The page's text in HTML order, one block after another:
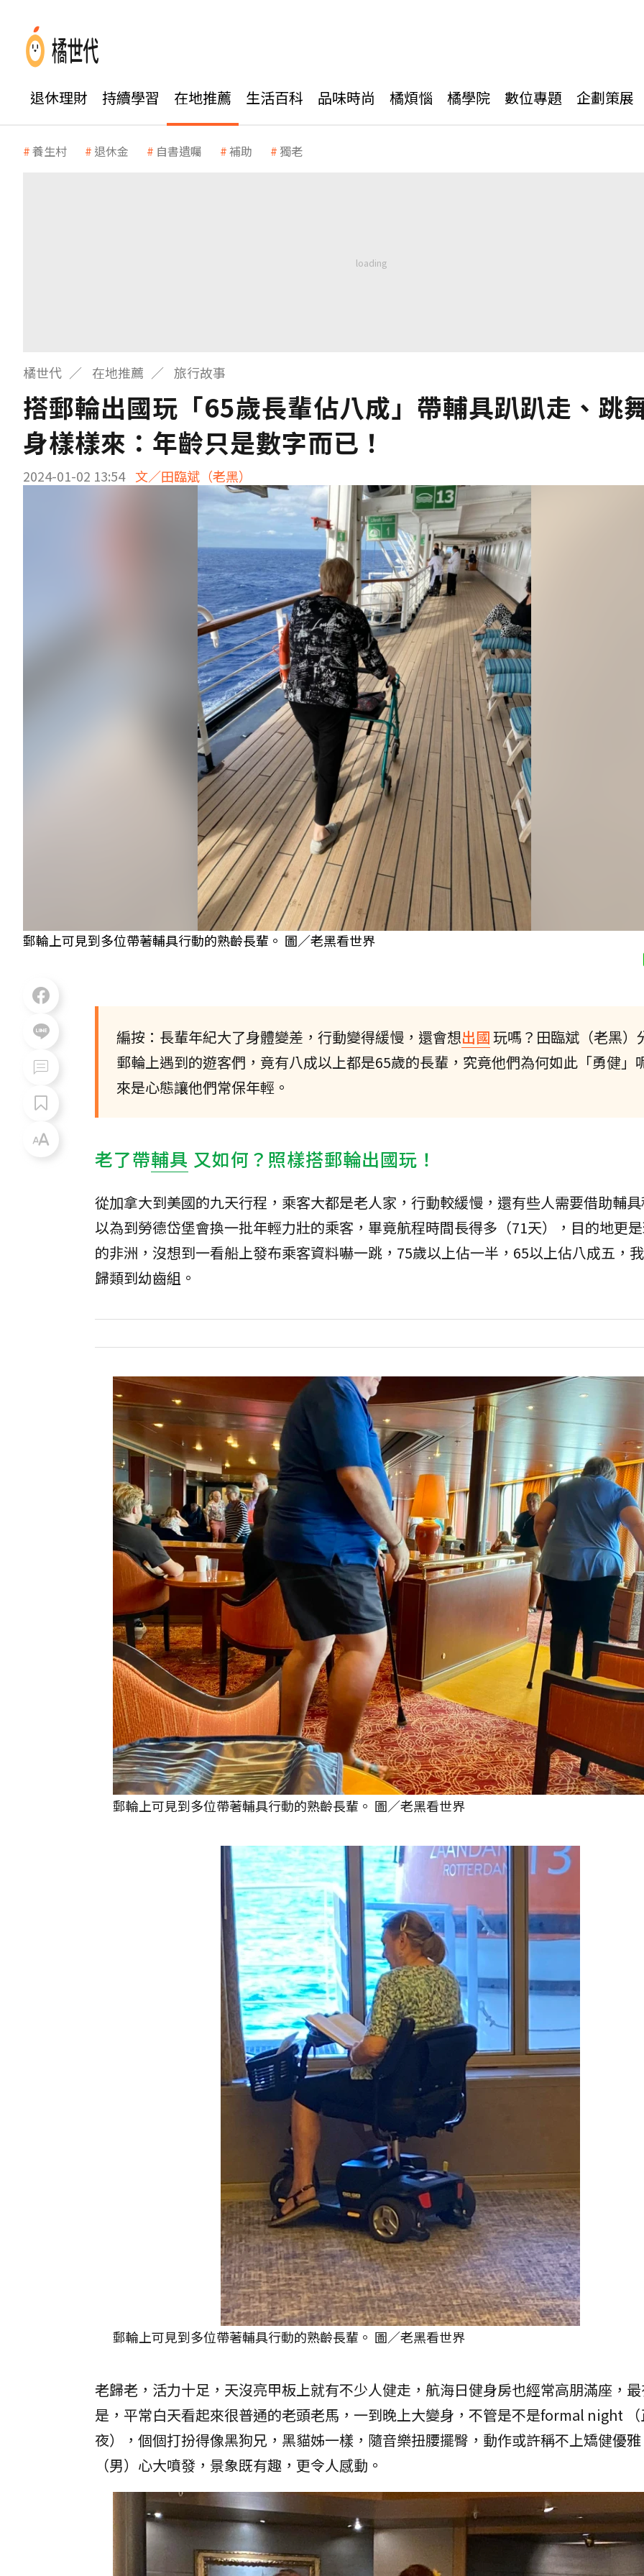
退休理財 持續學習 在地推薦 生活百科 品味時尚 橘煩惱 橘學院 數位專題 企劃策展
養生村 退休金 自書遺囑 補助 獨老
橘世代 在地推薦 旅行故事
搭郵輪出國玩「65歲長輩佔八成」帶輔具趴趴走、跳
身樣樣來：年齡只是數字而已！
2024-01-02 13:54 文／田臨斌（老黑）
郵輪上可見到多位帶著輔具行動的熟齡長輩。 圖／老黑看世界
編按：長輩年紀大了身體變差，行動變得緩慢，還會想出國玩嗎？田臨斌（老黑）
郵輪上遇到的遊客們，竟有八成以上都是65歲的長輩，究竟他們為何如此「勇健」
來是心態讓他們常保年輕。
老了帶輔具 又如何？照樣搭郵輪出國玩！
從加拿大到美國的九天行程，乘客大都是老人家，行動較緩慢，還有些人需要借助輔
以為到勞德岱堡會換一批年輕力壯的乘客，畢竟航程時間長得多（71天），目的地更
的非洲，沒想到一看船上發布乘客資料嚇一跳，75歲以上佔一半，65以上佔八成五，
歸類到幼齒組。
郵輪上可見到多位帶著輔具行動的熟齡長輩。 圖／老黑看世界
郵輪上可見到多位帶著輔具行動的熟齡長輩。 圖／老黑看世界
老歸老，活力十足，天沒亮甲板上就有不少人健走，航海日健身房也經常高朋滿座，
是，平常白天看起來很普通的老頭老馬，一到晚上大變身，不管是不是formal night
夜），個個打扮得像黑狗兄，黑貓姊一樣，隨音樂扭腰擺臀，動作或許稱不上矯健優
（男）心大噴發，景象既有趣，更令人感動。